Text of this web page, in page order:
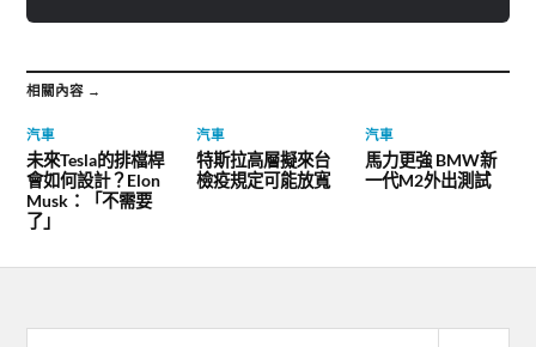
相關內容 →
汽車
未來Tesla的排檔桿
會如何設計？Elon
Musk：「不需要
了」
汽車
特斯拉高層擬來台
檢疫規定可能放寬
汽車
馬力更強 BMW新
一代M2外出測試